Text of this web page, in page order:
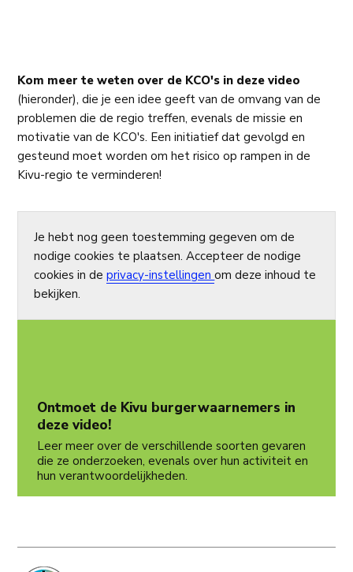
Kom meer te weten over de KCO's in deze video
(hieronder), die je een idee geeft van de omvang van de
problemen die de regio treffen, evenals de missie en
motivatie van de KCO's. Een initiatief dat gevolgd en
gesteund moet worden om het risico op rampen in de
Kivu-regio te verminderen!
Je hebt nog geen toestemming gegeven om de
nodige cookies te plaatsen. Accepteer de nodige
cookies in deprivacy-instellingenom deze inhoud te
bekijken.
Ontmoet de Kivu burgerwaarnemers in
deze video!
Leer meer over de verschillende soorten gevaren
die ze onderzoeken, evenals over hun activiteit en
hun verantwoordelijkheden.